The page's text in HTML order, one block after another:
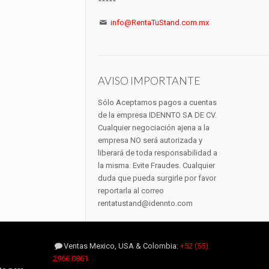
info@RentaTuStand.com.mx
AVISO IMPORTANTE
Sólo Aceptamos pagos a cuentas
de la empresa IDENNTO SA DE CV.
Cualquier negociación ajena a la
empresa NO será autorizada y
liberará de toda responsabilidad a
la misma. Evite Fraudes. Cualquier
duda que pueda surgirle por favor
reportarla al correo
rentatustand@idennto.com
Ventas Mexico, USA & Colombia:+52 (55)
2966.0861